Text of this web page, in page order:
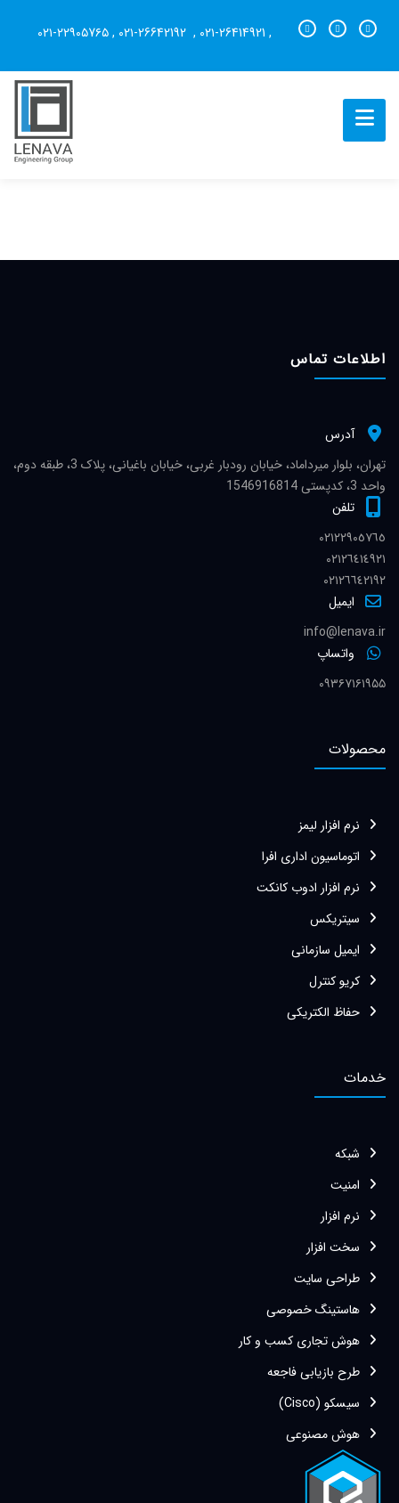
, ۰۲۱-26414921 ,
,۰۲۱-۲۲۹۰۵7۶۵
اطلاعات تماس
آدرس
تهران، بلوار میرداماد، خیابان رودبار غربی، خیابان باغیانی، پلاک 3، طبقه دوم،
واحد 3، کدپستی 1546916814
تلفن
٠٢١٢٢٩٠٥٧٦٥
٠٢١٢٦٤١٤٩٢١
٠٢١٢٦٦٤٢١٩٢
ایمیل
info@lenava.ir
واتساپ
۰۹۳۶۷۱۶۱۹۵۵
محصولات
نرم افزار لیمز
اتوماسیون اداری افرا
نرم افزار ادوب کانکت
سیتریکس
ایمیل سازمانی
کریو کنترل
حفاظ الکتریکی
خدمات
شبکه
امنیت
نرم افزار
سخت افزار
طراحی سایت
هاستینگ خصوصی
هوش تجاری کسب و کار
طرح بازیابی فاجعه
سیسکو (Cisco)
هوش مصنوعی